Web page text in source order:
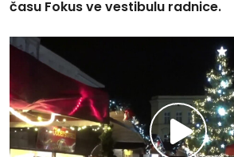
času Fokus ve vestibulu radnice.